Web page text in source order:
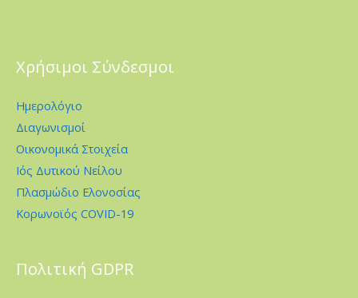
Χρήσιμοι Σύνδεσμοι
Ημερολόγιο
Διαγωνισμοί
Οικονομικά Στοιχεία
Ιός Δυτικού Νείλου
Πλασμώδιο Ελονοσίας
Κορωνοϊός COVID-19
Πολιτική GDPR